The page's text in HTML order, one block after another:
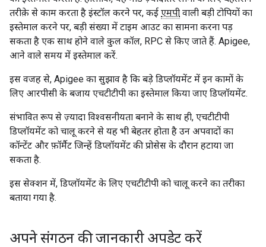
तरीक़े से काम करता है इंस्टॉल करने पर, कई एमपी वाली बड़ी टोपियों का
इस्तेमाल करने पर, बड़ी संख्या में टाइम आउट का सामना करना पड़
सकता है एक साथ होने वाले कुल कॉल, RPC से किए जाते हैं. Apigee,
आने वाले समय में इस्तेमाल करें.
इस वजह से, Apigee का सुझाव है कि बड़े डिप्लॉयमेंट में इन कामों के
लिए आरपीसी के बजाय एचटीटीपी का इस्तेमाल किया जाए डिप्लॉयमेंट.
संभावित रूप से ज़्यादा विश्वसनीयता बनाने के साथ ही, एचटीटीपी
डिप्लॉयमेंट को चालू करने से यह भी बेहतर होता है उन अपवादों का
कॉन्टेंट और फ़ॉर्मैट जिन्हें डिप्लॉयमेंट की प्रोसेस के दौरान हटाया जा
सकता है.
इस सेक्शन में, डिप्लॉयमेंट के लिए एचटीटीपी को चालू करने का तरीका
बताया गया है.
अपने संगठन की जानकारी अपडेट करें